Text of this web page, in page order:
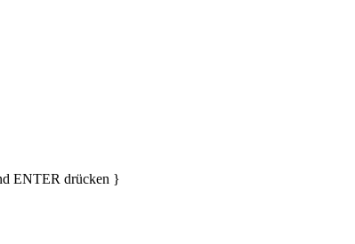
ENTER drücken }